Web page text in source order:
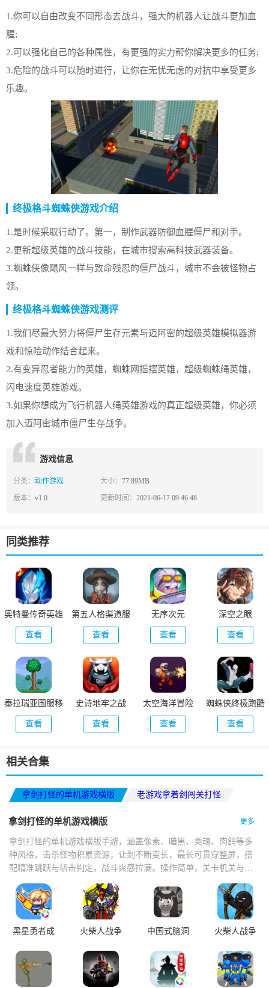
1.你可以自由改变不同形态去战斗，强大的机器人让战斗更加血
腥;
2.可以强化自己的各种属性，有更强的实力帮你解决更多的任务;
3.危险的战斗可以随时进行，让你在无忧无虑的对抗中享受更多
乐趣。
终极格斗蜘蛛侠游戏介绍
1.是时候采取行动了。第一，制作武器防御血腥僵尸和对手。
2.更新超级英雄的战斗技能，在城市搜索高科技武器装备。
3.蜘蛛侠像飓风一样与致命残忍的僵尸战斗，城市不会被怪物占
领。
终极格斗蜘蛛侠游戏测评
1.我们尽最大努力将僵尸生存元素与迈阿密的超级英雄模拟器游
戏和惊险动作结合起来。
2.有变异忍者能力的英雄，蜘蛛网摇摆英雄，超级蜘蛛绳英雄，
闪电速度英雄游戏。
3.如果你想成为飞行机器人绳英雄游戏的真正超级英雄，你必须
加入迈阿密城市僵尸生存战争。
游戏信息
分类： 动作游戏 大小：77.89MB
版本： v1.0 更新时间：2021-06-17 09:46:48
同类推荐
奥特曼传奇英雄
2官方正版
查看
第五人格渠道服
查看
无序次元
查看
深空之眼
查看
泰拉瑞亚国服移
动版(Terraria)
查看
史诗地牢之战
(RogueIdle)
查看
太空海洋冒险
(Space marin
adventure)
查看
蜘蛛侠终极跑酷
查看
相关合集
拿剑打怪的单机游戏横版
老游戏拿着剑闯关打怪
拿剑打怪的单机游戏横版 更多
拿剑打怪的单机游戏横版手游，涵盖像素、暗黑、类魂、肉鸽等多
种风格，击杀怪物积累资源，让剑不断变长，最长可贯穿整屏，搭
配精准跳跃与斩击判定，战斗爽感拉满。操作简单，关卡机关与怪
物设计巧妙，打击感扎实，技能切换流畅，掉落技能书与神器，支
持多人联机。
黑星勇者成
火柴人战争
中国式脑洞
火柴人战争